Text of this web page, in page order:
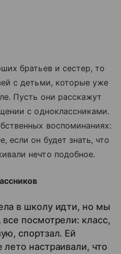
братьев и сестер, то
с детьми, которые уже
Пусть они расскажут
с одноклассниками.
воспоминаниях:
если он будет знать, что
нечто подобное.
в школу идти, но мы
посмотрели: класс,
спортзал. Ей
лето настраивали, что